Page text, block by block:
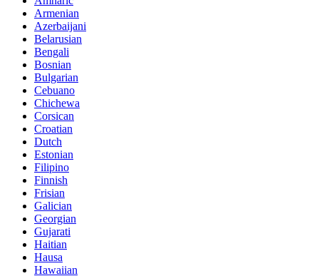
Armenian
Azerbaijani
Belarusian
Bengali
Bosnian
Bulgarian
Cebuano
Chichewa
Corsican
Croatian
Dutch
Estonian
Filipino
Finnish
Frisian
Galician
Georgian
Gujarati
Haitian
Hausa
Hawaiian